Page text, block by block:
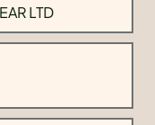
LTD